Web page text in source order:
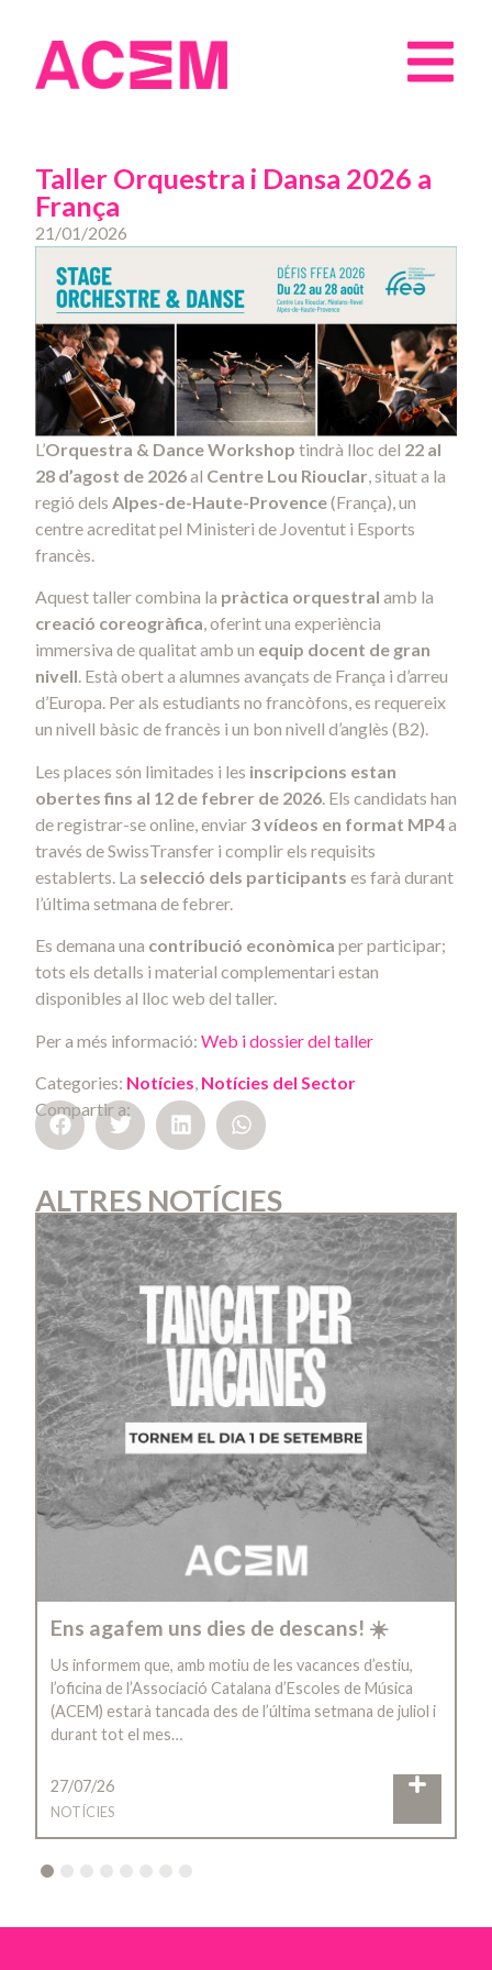
Taller Orquestra i Dansa 2026 a
França
21/01/2026
L’Orquestra & Dance Workshop tindrà lloc del 22 al
28 d’agost de 2026al Centre Lou Riouclar, situat a la
regió dels Alpes-de-Haute-Provence(França), un
centre acreditat pel Ministeri de Joventut i Esports
francès.
Aquest taller combina la pràctica orquestral amb la
creació coreogràfica, oferint una experiència
immersiva de qualitat amb un equip docent de gran
nivell. Està obert a alumnes avançats de França i d’arreu
d’Europa. Per als estudiants no francòfons, es requereix
un nivell bàsic de francès i un bon nivell d’anglès (B2).
Les places són limitades i les inscripcions estan
obertes fins al 12 de febrer de 2026 . Els candidats han
de registrar-se online, enviar 3 vídeos en format MP4a
través de SwissTransfer i complir els requisits
establerts. La selecció dels participants es farà durant
l’última setmana de febrer.
Es demana una contribució econòmica per participar;
tots els detalls i material complementari estan
disponibles al lloc web del taller.
Per a més informació: Web i dossier del taller
Categories: Notícies, Notícies del Sector
Compartir a:
ALTRES NOTÍCIES
Ens agafem uns dies de descans! ☀️
Us informem que, amb motiu de les vacances d’estiu,
l’oficina de l’Associació Catalana d’Escoles de Música
(ACEM) estarà tancada des de l’última setmana de juliol i
durant tot el mes…
27/07/26
NOTÍCIES
4 5 6 7 8